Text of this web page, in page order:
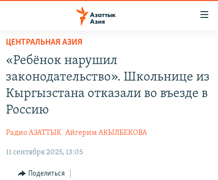
Вернуться
основному
содержанию
Вернутся
главной
Вернутся
ЦЕНТРАЛЬНАЯ АЗИЯ
ВОЙНА В УКРАИНЕ
НА ДРУГИХ ЯЗЫКАХ
ЎЗБЕКЧА
ТОҶИКӢ
ПОДПИШИТЕСЬ НА НАС В СОЦСЕТЯХ
Все сайты РСЕ/РС
ЦЕНТРАЛЬНАЯ АЗИЯ
«Ребёнок нарушил
законодательство». Школьнице из
Кыргызстана отказали во въезде в
Россию
Радио АЗАТТЫК Айгерим АКЫЛБЕКОВА
11 сентября 2025, 13:05
Поделиться